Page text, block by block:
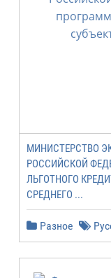
МИНИСТЕРСТВО
РОССИЙСКОЙ
ЛЬГОТНОГО
СРЕДНЕГО ...
Разное